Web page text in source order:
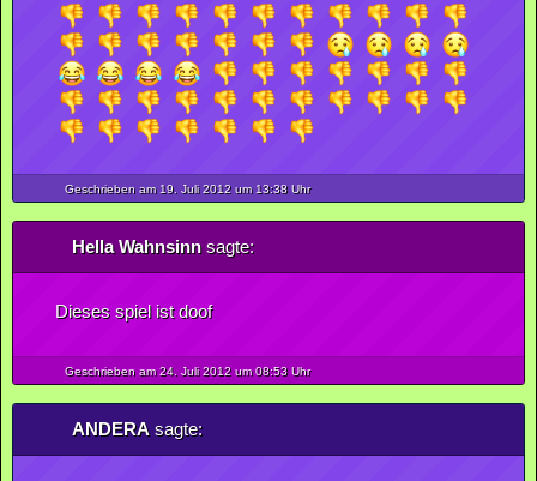
Geschrieben am 19. Juli2012um 13:38 Uhr
Hella Wahnsinnsagte:
Dieses spiel ist doof
Geschrieben am 24. Juli2012um 08:53 Uhr
ANDERAsagte: